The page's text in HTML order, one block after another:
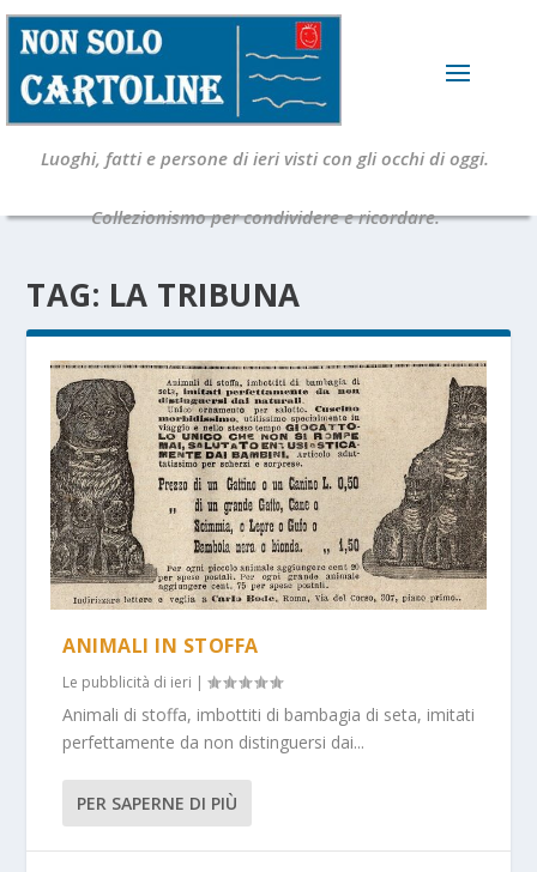
Luoghi, fatti e persone di ieri visti con gli occhi di oggi.
Collezionismo per condividere e ricordare.
TAG: LA TRIBUNA
ANIMALI IN STOFFA
Le pubblicità di ieri |
Animali di stoffa, imbottiti di bambagia di seta, imitati
perfettamente da non distinguersi dai...
PER SAPERNE DI PIÙ